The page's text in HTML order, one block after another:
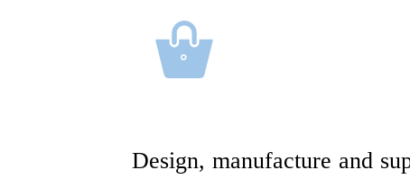
۰
Design, manufacture and